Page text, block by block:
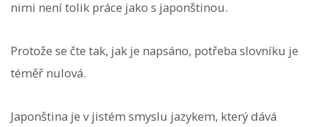
nimi není tolik práce jako s japonštinou.
Protože se čte tak, jak je napsáno, potřeba slovníku je
téměř nulová.
Japonština je v jistém smyslu jazykem, který dává